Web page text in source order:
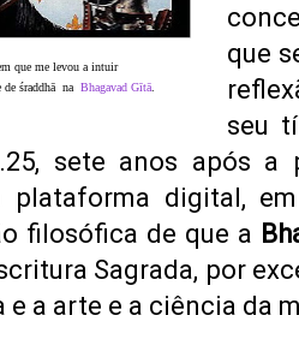
que me levou a intuir
de śraddhā na Bhagavad Gītā
que
seu
sete anos após
plataforma digital,
filosófica de que a
Sagrada, por
e a arte e a ciência da